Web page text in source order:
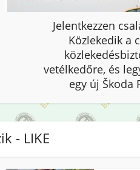
Jelentkezzen
Közlekedik a
vetélkedőre, és
egy új Škoda
- LIKE